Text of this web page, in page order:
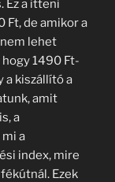
Ez a itteni
Ft, de amikor a
lehet
1490 Ft-
a kiszállító a
amit
a
a
index, mire
Ezek